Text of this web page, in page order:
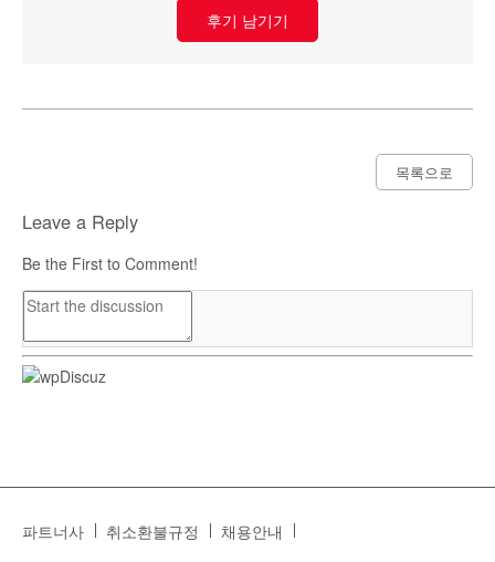
후기 남기기
목록으로
Leave a Reply
Be the First to Comment!
파트너사 취소환불규정 채용안내